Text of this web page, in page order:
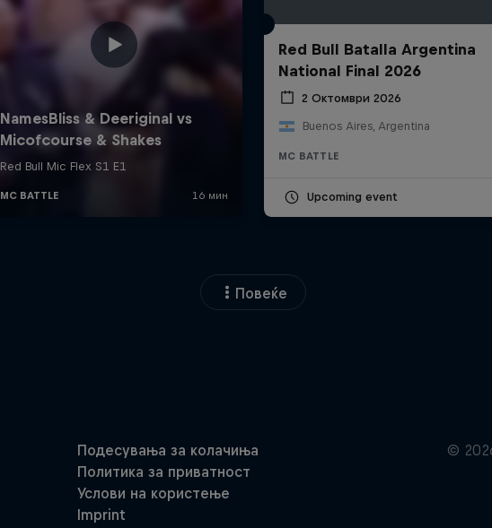
Red Bull Batalla Argentina
National Final 2026
2 Октомври 2026
Buenos Aires, Argentina
MC BATTLE
Upcoming event
Повеќе